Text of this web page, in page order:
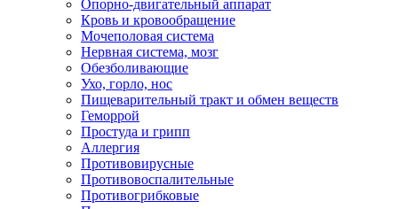
Опорно-двигательный аппарат
Кровь и кровообращение
Мочеполовая система
Нервная система, мозг
Обезболивающие
Ухо, горло, нос
Пищеварительный тракт и обмен веществ
Геморрой
Простуда и грипп
Аллергия
Противовирусные
Противовоспалительные
Противогрибковые